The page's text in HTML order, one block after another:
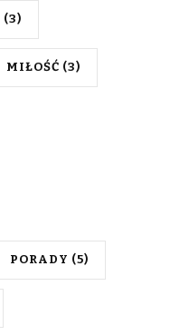
(3)
MIŁOŚĆ (3)
PORADY (5)